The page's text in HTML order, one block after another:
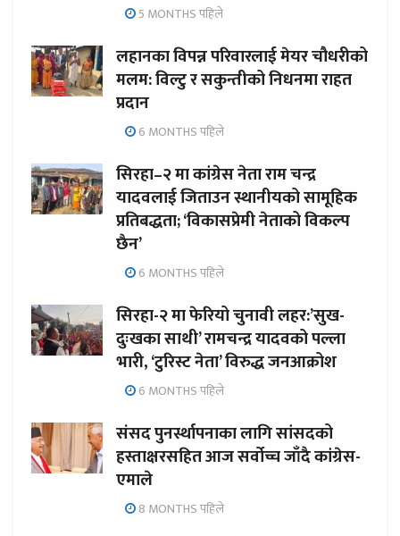
5 MONTHS पहिले
लहानका विपन्न परिवारलाई मेयर चौधरीको
मलम: विल्टु र सकुन्तीको निधनमा राहत
प्रदान
6 MONTHS पहिले
सिरहा–२ मा कांग्रेस नेता राम चन्द्र
यादवलाई जिताउन स्थानीयको सामूहिक
प्रतिबद्धता; ‘विकासप्रेमी नेताको विकल्प
छैन’
6 MONTHS पहिले
सिरहा-२ मा फेरियो चुनावी लहर:’सुख-
दुःखका साथी’ रामचन्द्र यादवको पल्ला
भारी, ‘टुरिस्ट नेता’ विरुद्ध जनआक्रोश
6 MONTHS पहिले
संसद पुनर्स्थापनाका लागि सांसदको
हस्ताक्षरसहित आज सर्वोच्च जाँदै कांग्रेस-
एमाले
8 MONTHS पहिले